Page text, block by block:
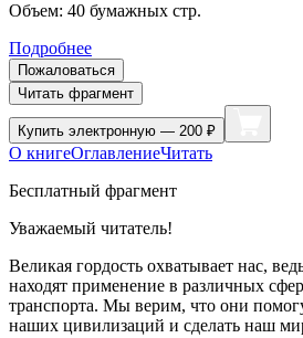
Объем: 40 бумажных стр.
Подробнее
Пожаловаться
Читать фрагмент
Купить электронную — 200 ₽
О книгеОглавлениеЧитать
Бесплатный фрагмент
Уважаемый читатель!
Великая гордость охватывает нас,
находят применение в различных
транспорта. Мы верим, что они
наших цивилизаций и сделать наш